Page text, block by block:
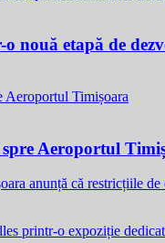
nouă etapă de
Aeroportul
anunță că restricțiile